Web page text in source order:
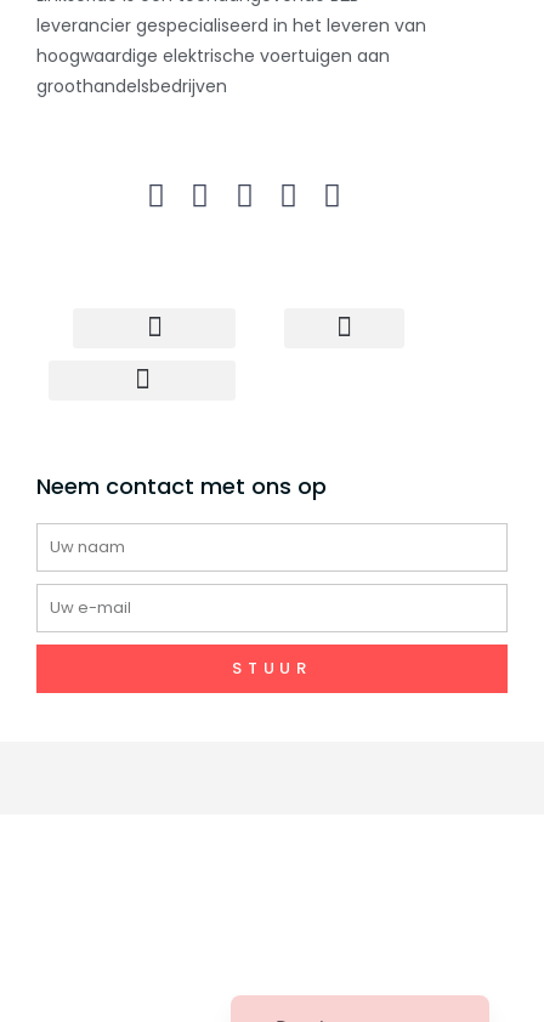
leverancier gespecialiseerd in het leveren van
hoogwaardige elektrische voertuigen aan
groothandelsbedrijven
Neem contact met ons op
Naam
E-
mail
STUURPortuguese